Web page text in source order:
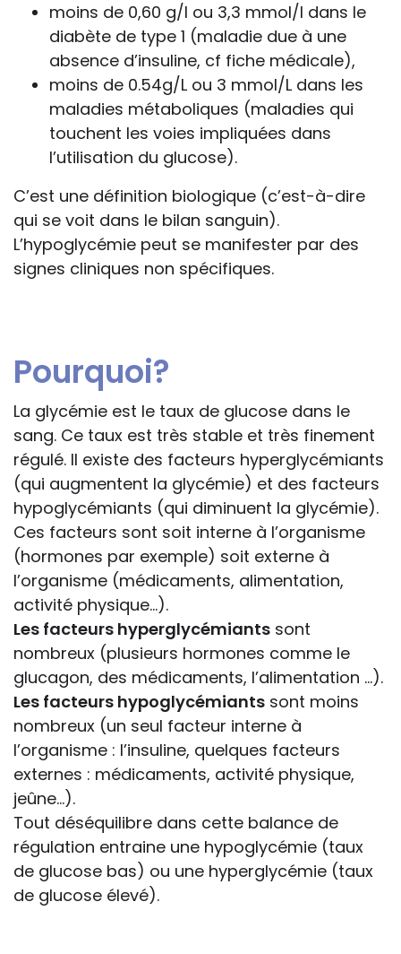
moins de 0,60 g/l ou 3,3 mmol/l dans le
diabète de type 1 (maladie due à une
absence d’insuline, cf fiche médicale),
moins de 0.54g/L ou 3 mmol/L dans les
maladies métaboliques (maladies qui
touchent les voies impliquées dans
l’utilisation du glucose).
C’est une définition biologique (c’est-à-dire
qui se voit dans le bilan sanguin).
L’hypoglycémie peut se manifester par des
signes cliniques non spécifiques.
Pourquoi?
La glycémie est le taux de glucose dans le
sang. Ce taux est très stable et très finement
régulé. Il existe des facteurs hyperglycémiants
(qui augmentent la glycémie) et des facteurs
hypoglycémiants (qui diminuent la glycémie).
Ces facteurs sont soit interne à l’organisme
(hormones par exemple) soit externe à
l’organisme (médicaments, alimentation,
activité physique…).
Les facteurs hyperglycémiants sont
nombreux (plusieurs hormones comme le
glucagon, des médicaments, l’alimentation …).
Les facteurs hypoglycémiants sont moins
nombreux (un seul facteur interne à
l’organisme : l’insuline, quelques facteurs
externes : médicaments, activité physique,
jeûne…).
Tout déséquilibre dans cette balance de
régulation entraine une hypoglycémie (taux
de glucose bas) ou une hyperglycémie (taux
de glucose élevé).